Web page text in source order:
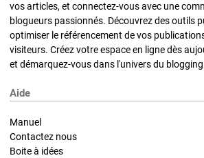
vos articles, et connectez-vous avec une
blogueurs passionnés. Découvrez des outils
optimiser le référencement de vos
visiteurs. Créez votre espace en ligne dès
et démarquez-vous dans l'univers du
Aide
Manuel
Contactez nous
Boite à idées